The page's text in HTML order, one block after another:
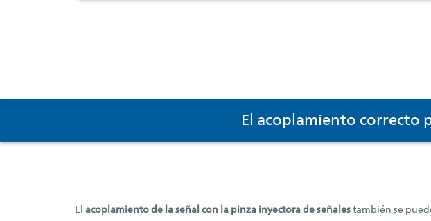
El acoplamiento correcto
El acoplamiento de la señal con la pinza inyectora de señales también se